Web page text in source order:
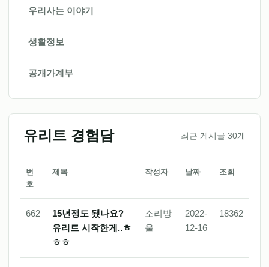
우리사는 이야기
생활정보
공개가계부
유리트 경험담 최근 게시글 30개
번
호
제목 작성자 날짜 조회
662
15년정도 됐나요?
유리트 시작한게..ㅎ
ㅎㅎ
소리방
울
2022-
12-16
18362